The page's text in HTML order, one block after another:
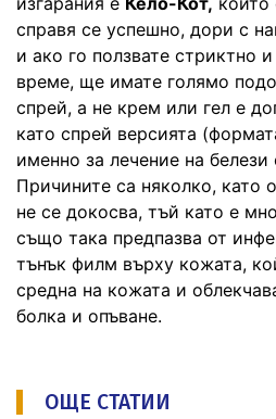
справя се успешно, дори с
и ако го ползвате стриктно
време, ще имате голямо
спрей, а не крем или гел е
като спрей версията
именно за лечение на белези
Причините са няколко, като
не се докосва, тъй като е
също така предпазва от
тънък филм върху кожата,
средна на кожата и
болка и опъване.
ОЩЕ СТАТИИ